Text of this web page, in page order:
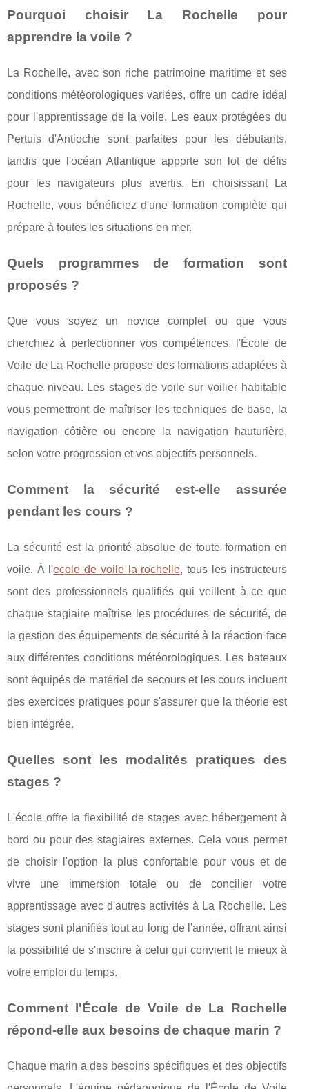
Pourquoi choisir La Rochelle pour
apprendre la voile ?
La Rochelle, avec son riche patrimoine maritime et ses
conditions météorologiques variées, offre un cadre idéal
pour l'apprentissage de la voile. Les eaux protégées du
Pertuis d'Antioche sont parfaites pour les débutants,
tandis que l'océan Atlantique apporte son lot de défis
pour les navigateurs plus avertis. En choisissant La
Rochelle, vous bénéficiez d'une formation complète qui
prépare à toutes les situations en mer.
Quels programmes de formation sont
proposés ?
Que vous soyez un novice complet ou que vous
cherchiez à perfectionner vos compétences, l'École de
Voile de La Rochelle propose des formations adaptées à
chaque niveau. Les stages de voile sur voilier habitable
vous permettront de maîtriser les techniques de base, la
navigation côtière ou encore la navigation hauturière,
selon votre progression et vos objectifs personnels.
Comment la sécurité est-elle assurée
pendant les cours ?
La sécurité est la priorité absolue de toute formation en
voile. À l'ecole de voile la rochelle, tous les instructeurs
sont des professionnels qualifiés qui veillent à ce que
chaque stagiaire maîtrise les procédures de sécurité, de
la gestion des équipements de sécurité à la réaction face
aux différentes conditions météorologiques. Les bateaux
sont équipés de matériel de secours et les cours incluent
des exercices pratiques pour s'assurer que la théorie est
bien intégrée.
Quelles sont les modalités pratiques des
stages ?
L'école offre la flexibilité de stages avec hébergement à
bord ou pour des stagiaires externes. Cela vous permet
de choisir l'option la plus confortable pour vous et de
vivre une immersion totale ou de concilier votre
apprentissage avec d'autres activités à La Rochelle. Les
stages sont planifiés tout au long de l'année, offrant ainsi
la possibilité de s'inscrire à celui qui convient le mieux à
votre emploi du temps.
Comment l'École de Voile de La Rochelle
répond-elle aux besoins de chaque marin ?
Chaque marin a des besoins spécifiques et des objectifs